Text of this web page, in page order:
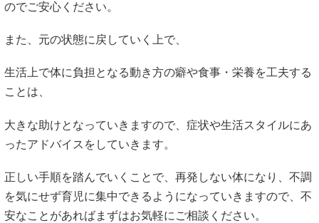
のでご安心ください。
また、元の状態に戻していく上で、
生活上で体に負担となる動き方の癖や食事・栄養を工夫する
ことは、
大きな助けとなっていきますので、症状や生活スタイルにあ
ったアドバイスをしていきます。
正しい手順を踏んでいくことで、再発しない体になり、不調
を気にせず育児に集中できるようになっていきますので、不
安なことがあればまずはお気軽にご相談ください。